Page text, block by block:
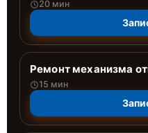
20 мин
Ремонт механизма
15 мин